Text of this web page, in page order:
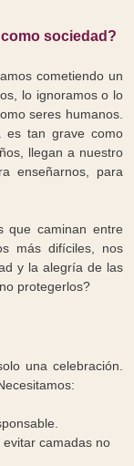
sociedad?
cometiendo un
lo ignoramos o lo
seres humanos.
es tan grave como
llegan a nuestro
enseñarnos, para
que caminan entre
más difíciles, nos
y la alegría de las
protegerlos?
una celebración.
camadas no